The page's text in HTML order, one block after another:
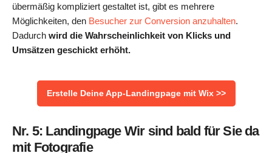
übermäßig kompliziert gestaltet ist, gibt es mehrere
Möglichkeiten, den Besucher zur Conversion anzuhalten.
Dadurch wird die Wahrscheinlichkeit von Klicks und
Umsätzen geschickt erhöht.
Erstelle Deine App-Landingpage mit Wix >>
Nr. 5: Landingpage Wir sind bald für Sie da
mit Fotografie